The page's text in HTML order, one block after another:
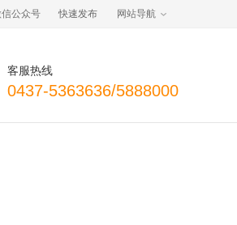
公众号 快速发布 网站导航
客服热线
0437-5363636/5888000